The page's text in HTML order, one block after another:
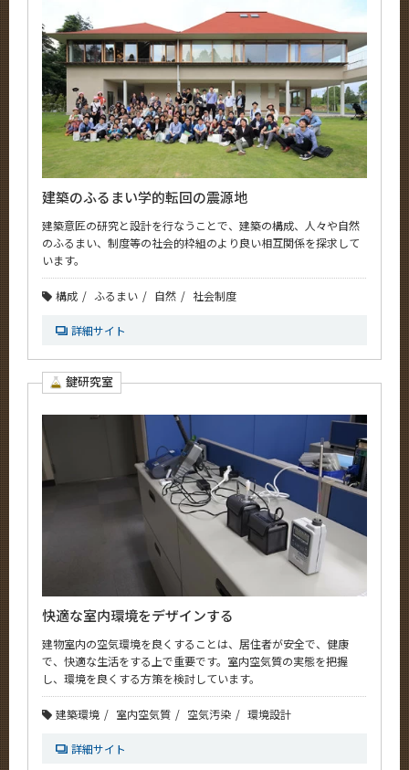
建築のふるまい学的転回の震源地
建築意匠の研究と設計を行なうことで、建築の構成、人々や自然
のふるまい、制度等の社会的枠組のより良い相互関係を探求して
います。
構成 ふるまい 自然 社会制度
詳細サイト
鍵研究室
快適な室内環境をデザインする
建物室内の空気環境を良くすることは、居住者が安全で、健康
で、快適な生活をする上で重要です。室内空気質の実態を把握
し、環境を良くする方策を検討しています。
建築環境 室内空気質 空気汚染 環境設計
詳細サイト